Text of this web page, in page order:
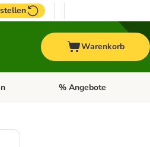
Warenkorb
öffnen: PferdKategorie-Menü öffnen:
% Angebote